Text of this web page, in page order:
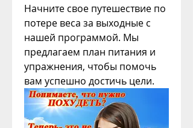
Начните свое путешествие по
потере веса за выходные с
нашей программой. Мы
предлагаем план питания и
упражнения, чтобы помочь
вам успешно достичь цели.